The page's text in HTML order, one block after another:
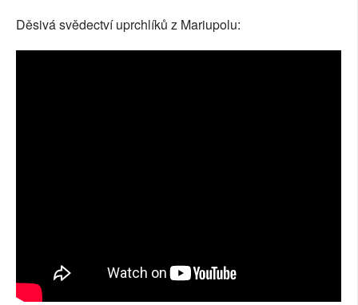
Děsivá svědectví uprchlíků z Mariupolu: